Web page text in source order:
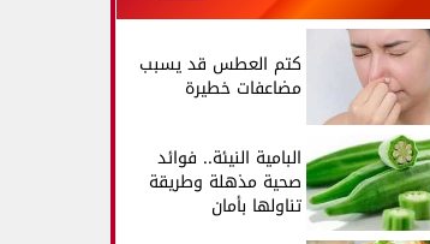
كتم العطس قد يسبب
مضاعفات خطيرة
البامية النيئة.. فوائد
صحية مذهلة وطريقة
تناولها بأمان